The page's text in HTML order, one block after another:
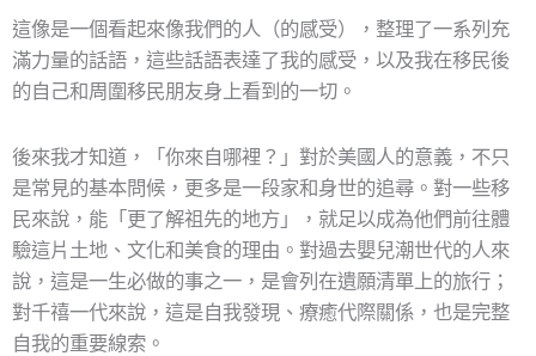
這像是一個看起來像我們的人（的感受），整理了一系列充
滿力量的話語，這些話語表達了我的感受，以及我在移民後
的自己和周圍移民朋友身上看到的一切。
後來我才知道，「你來自哪裡？」對於美國人的意義，不只
是常見的基本問候，更多是一段家和身世的追尋。對一些移
民來說，能「更了解祖先的地方」，就足以成為他們前往體
驗這片土地、文化和美食的理由。對過去嬰兒潮世代的人來
說，這是一生必做的事之一，是會列在遺願清單上的旅行；
對千禧一代來說，這是自我發現、療癒代際關係，也是完整
自我的重要線索。